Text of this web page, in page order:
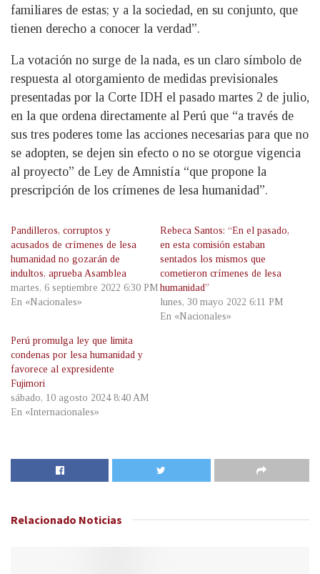
familiares de estas; y a la sociedad, en su conjunto, que
tienen derecho a conocer la verdad”.
La votación no surge de la nada, es un claro símbolo de
respuesta al otorgamiento de medidas previsionales
presentadas por la Corte IDH el pasado martes 2 de julio,
en la que ordena directamente al Perú que “a través de
sus tres poderes tome las acciones necesarias para que no
se adopten, se dejen sin efecto o no se otorgue vigencia
al proyecto” de Ley de Amnistía “que propone la
prescripción de los crímenes de lesa humanidad”.
Pandilleros, corruptos y
acusados de crímenes de lesa
humanidad no gozarán de
indultos, aprueba Asamblea
martes, 6 septiembre 2022 6:30 PM
En «Nacionales»
Rebeca Santos: “En el pasado,
en esta comisión estaban
sentados los mismos que
cometieron crímenes de lesa
humanidad”
lunes, 30 mayo 2022 6:11 PM
En «Nacionales»
Perú promulga ley que limita
condenas por lesa humanidad y
favorece al expresidente
Fujimori
sábado, 10 agosto 2024 8:40 AM
En «Internacionales»
Relacionado Noticias